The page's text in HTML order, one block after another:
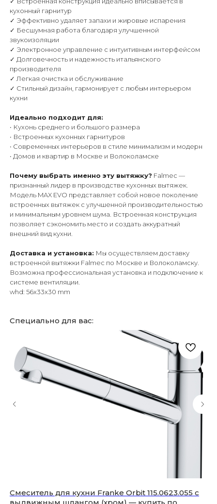
кухонный гарнитур
✓ Эффективно удаляет запахи и жировые испарения
✓ Бесшумная работа благодаря улучшенной
звукоизоляции
✓ Электронное управление с интуитивным интерфейсом
✓ Долговечность и надежность итальянского
производителя
✓ Легкая очистка и обслуживание
✓ Стильный дизайн, гармонирует с любым интерьером
кухни
Идеально подходит для:
• Кухонь среднего и большого размера
• Встроенных кухонных гарнитуров
• Современных интерьеров в стиле минимализм и модерн
• Домов и квартир в Москве и Волоколамске
Почему выбрать именно эту вытяжку? Falmec —
признанный лидер в производстве кухонных вытяжек.
Модель MAX EVO представляет собой новое поколение
встроенных вытяжек с улучшенной производительностью
и минимальным уровнем шума. Встроенная конструкция
позволяет сэкономить место и создать аккуратный
внешний вид кухни.
Доставка и установка: Мы осуществляем доставку
встроенной вытяжки Falmec по Москве и Волоколамску.
Возможна профессиональная установка и подключение к
системе вентиляции.
whd: 56x33x30 mm
Специально для вас:
Смеситель для кухни Franke Orbit 115.0623.055 с